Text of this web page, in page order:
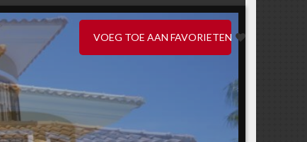
VOEG TOE AAN FAVORIETEN